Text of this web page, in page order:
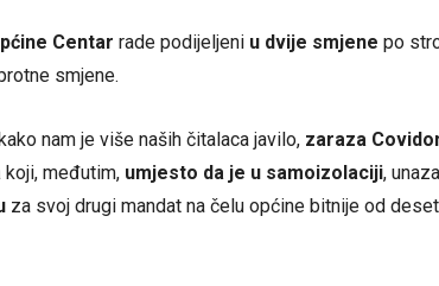
Centar rade podijeljeni u dvije smjene po
smjene.
nam je više naših čitalaca javilo, zaraza
koji, međutim, umjesto da je u samoizolaciji,
za svoj drugi mandat na čelu općine bitnije od deset